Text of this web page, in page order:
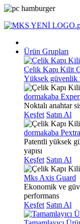
Ürün Grupları
Çelik Kapı Kilit
Yüksek güvenlik
dormakaba
Noktalı anahtar
Keşfet Satın Al
dormakaba
Patentli yüksek
yapısı
Keşfet Satın Al
Mks Axis Guard
Ekonomik ve
performans
Keşfet Satın Al